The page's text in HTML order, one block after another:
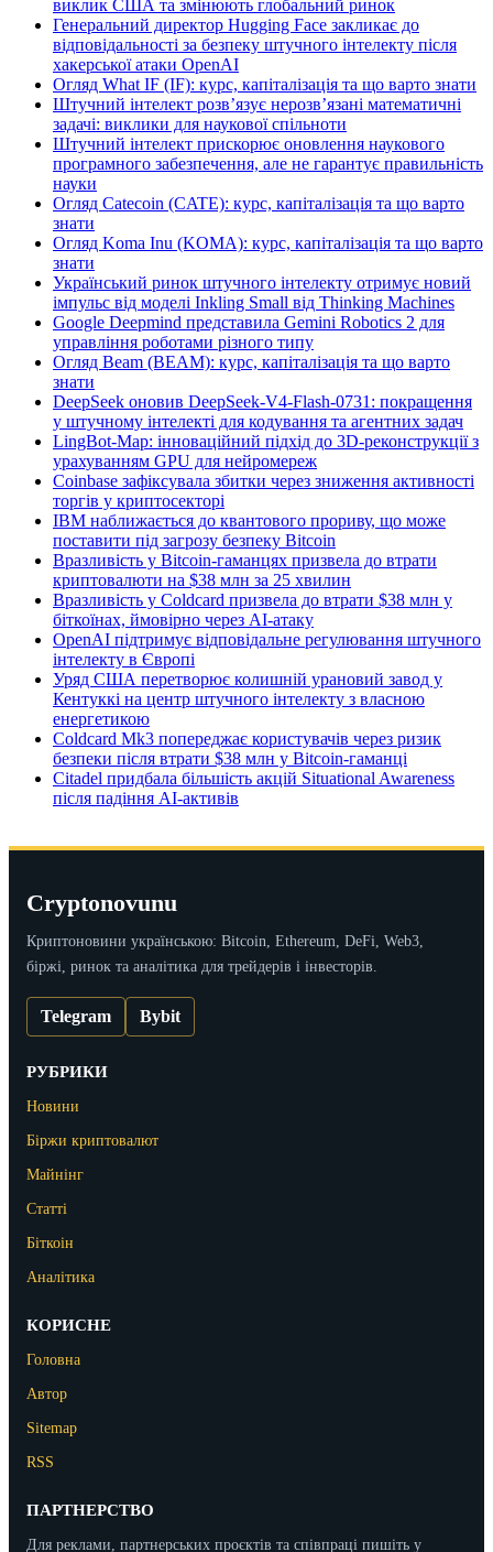
виклик США та змінюють глобальний ринок
Генеральний директор Hugging Face закликає до
відповідальності за безпеку штучного інтелекту після
хакерської атаки OpenAI
Огляд What IF (IF): курс, капіталізація та що варто знати
Штучний інтелект розв’язує нерозв’язані математичні
задачі: виклики для наукової спільноти
Штучний інтелект прискорює оновлення наукового
програмного забезпечення, але не гарантує правильність
науки
Огляд Catecoin (CATE): курс, капіталізація та що варто
знати
Огляд Koma Inu (KOMA): курс, капіталізація та що варто
знати
Український ринок штучного інтелекту отримує новий
імпульс від моделі Inkling Small від Thinking Machines
Google Deepmind представила Gemini Robotics 2 для
управління роботами різного типу
Огляд Beam (BEAM): курс, капіталізація та що варто
знати
DeepSeek оновив DeepSeek-V4-Flash-0731: покращення
у штучному інтелекті для кодування та агентних задач
LingBot-Map: інноваційний підхід до 3D-реконструкції з
урахуванням GPU для нейромереж
Coinbase зафіксувала збитки через зниження активності
торгів у криптосекторі
IBM наближається до квантового прориву, що може
поставити під загрозу безпеку Bitcoin
Вразливість у Bitcoin-гаманцях призвела до втрати
криптовалюти на $38 млн за 25 хвилин
Вразливість у Coldcard призвела до втрати $38 млн у
біткоїнах, ймовірно через AI-атаку
OpenAI підтримує відповідальне регулювання штучного
інтелекту в Європі
Уряд США перетворює колишній урановий завод у
Кентуккі на центр штучного інтелекту з власною
енергетикою
Coldcard Mk3 попереджає користувачів через ризик
безпеки після втрати $38 млн у Bitcoin-гаманці
Citadel придбала більшість акцій Situational Awareness
після падіння AI-активів
Cryptonovunu
Криптоновини українською: Bitcoin, Ethereum, DeFi, Web3,
біржі, ринок та аналітика для трейдерів і інвесторів.
Telegram Bybit
РУБРИКИ
Новини
Біржи криптовалют
Майнінг
Статті
Біткоін
Аналітика
КОРИСНЕ
Головна
Автор
Sitemap
RSS
ПАРТНЕРСТВО
Для реклами, партнерських проєктів та співпраці пишіть у